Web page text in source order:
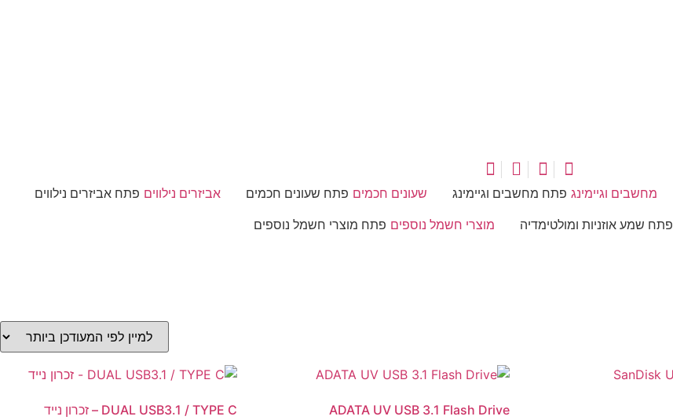
מחשבים וגיימינג פתח מחשבים וגיימינג שעונים חכמים פתח שעונים חכמים אביזרים נילווים פתח אביזרים נילווים
פתח שמע אוזניות ומולטימדיה מוצרי חשמל נוספים פתח מוצרי חשמל נוספים
ADATA UV USB 3.1 Flash Drive DUAL USB3.1 / TYPE C – זכרון נייד